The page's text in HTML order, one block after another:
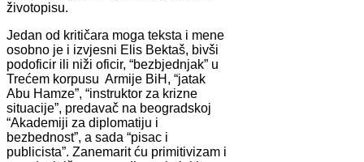
životopisu.
Jedan od kritičara moga teksta i mene
osobno je i izvjesni Elis Bektaš, bivši
podoficir ili niži oficir, “bezbjednjak” u
Trećem korpusu Armije BiH, “jatak
Abu Hamze”, “instruktor za krizne
situacije”, predavač na beogradskoj
“Akademiji za diplomatiju i
bezbednost”, a sada “pisac i
publicista”. Zanemarit ću primitivizam i